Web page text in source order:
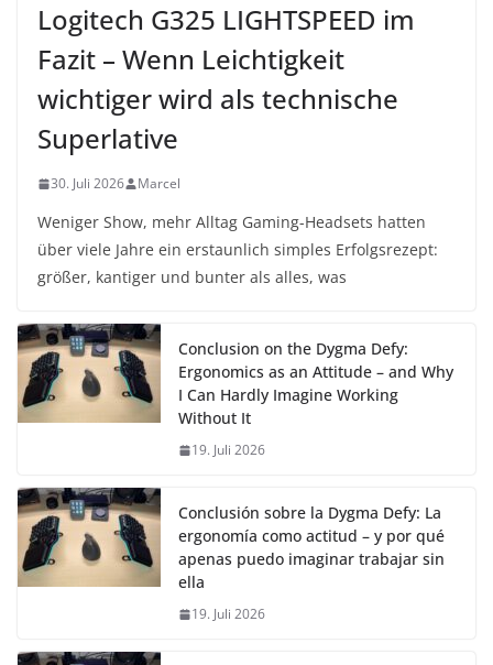
Logitech G325 LIGHTSPEED im
Fazit – Wenn Leichtigkeit
wichtiger wird als technische
Superlative
30. Juli 2026 Marcel
Weniger Show, mehr Alltag Gaming-Headsets hatten
über viele Jahre ein erstaunlich simples Erfolgsrezept:
größer, kantiger und bunter als alles, was
Conclusion on the Dygma Defy:
Ergonomics as an Attitude – and Why
I Can Hardly Imagine Working
Without It
19. Juli 2026
Conclusión sobre la Dygma Defy: La
ergonomía como actitud – y por qué
apenas puedo imaginar trabajar sin
ella
19. Juli 2026